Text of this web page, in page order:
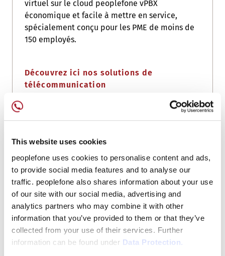
This website uses cookies
peoplefone uses cookies to personalise content and ads,
to provide social media features and to analyse our
traffic. peoplefone also shares information about your use
of our site with our social media, advertising and
analytics partners who may combine it with other
information that you’ve provided to them or that they’ve
collected from your use of their services. Further
information can be found under Data Protection.
virtuel sur le cloud peoplefone vPBX
économique et facile à mettre en service,
spécialement conçu pour les PME de moins de
150 employés.
Découvrez ici nos solutions de
télécommunication